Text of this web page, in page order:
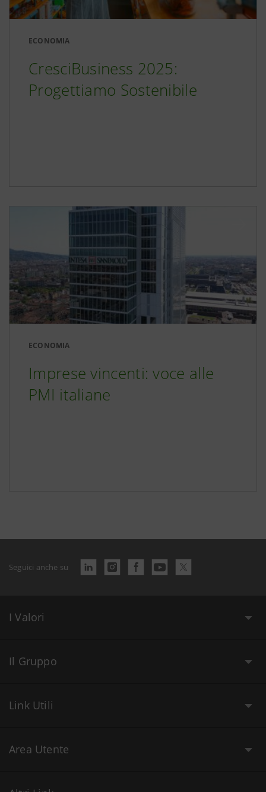
ECONOMIA
CresciBusiness 2025:
Progettiamo Sostenibile
ECONOMIA
Imprese vincenti: voce alle
PMI italiane
Seguici anche su
I Valori
Il Gruppo
Link Utili
Area Utente